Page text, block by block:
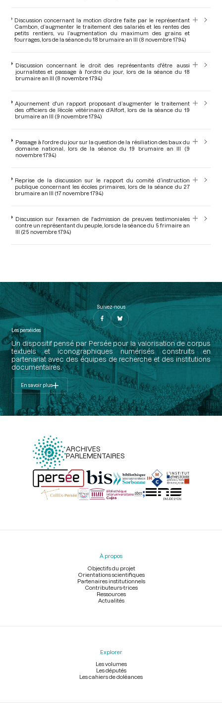
Discussion concernant la motion d’ordre faite par le représentant
Cambon, d’augmenter le traitement des salariés et les rentes des
petits rentiers, vu l’augmentation du maximum des grains et
fourrages, lors de la séance du 18 brumaire an III (8 novembre 1794)
Discussion concernant le droit des représentants d'être aussi
journalistes et passage à l'ordre du jour, lors de la séance du 18
brumaire an III (8 novembre 1794)
Ajournement d'un rapport proposant d’augmenter le traitement
des officiers de l’école vétérinaire d’Alfort, lors de la séance du 19
brumaire an III (9 novembre 1794)
Passage à l'ordre du jour sur la question de la résiliation des baux du
domaine national, lors de la séance du 19 brumaire an III (9
novembre 1794)
Reprise de la discussion sur le rapport du comité d’instruction
publique concernant les écoles primaires, lors de la séance du 27
brumaire an III (17 novembre 1794)
Discussion sur l'examen de l'admission de preuves testimoniales
contre un représentant du peuple, lors de la séance du 5 frimaire an
III (25 novembre 1794)
Suivez-nous
Les perséides
Un dispositif pensé par Persée pour la valorisation de corpus
textuels et iconographiques numérisés construits en
partenariat avec des équipes de recherche et des institutions
documentaires.
En savoir plus
ARCHIVES
PARLEMENTAIRES
Menu
À propos
Objectifs du projet
Orientations scientifiques
Partenaires institutionnels
Contributeurs-trices
Ressources
Actualités
Explorer
Les volumes
Les députés
Les cahiers de doléances